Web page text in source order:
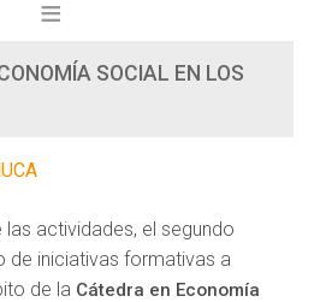
SOCIAL EN LOS
las actividades, el segundo
de iniciativas formativas a
de la Cátedra en Economía